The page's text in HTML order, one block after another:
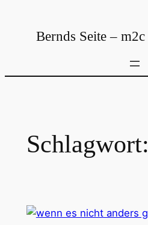
springenBernds Seite – m2c
Schlagwort: